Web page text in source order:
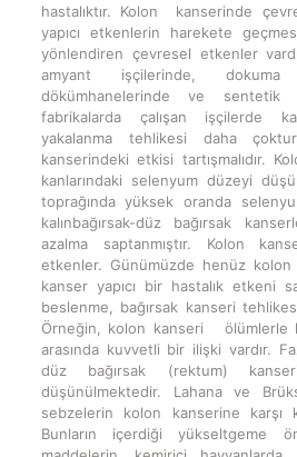
hastalıktır. Kolon kanserinde
yapıcı etkenlerin harekete
yönlendiren çevresel etkenler
amyant işçilerinde, dokuma
dökümhanelerinde ve sentetik
fabrikalarda çalışan işçilerde
yakalanma tehlikesi daha
kanserindeki etkisi tartışmalıdır.
kanlarındaki selenyum düzeyi
toprağında yüksek oranda
kalınbağırsak-düz bağırsak
azalma saptanmıştır. Kolon
etkenler. Günümüzde henüz
kanser yapıcı bir hastalık etkeni
beslenme, bağırsak kanseri
Örneğin, kolon kanseri ölümlerle
arasında kuvvetli bir ilişki vardır.
düz bağırsak (rektum)
düşünülmektedir. Lahana ve
sebzelerin kolon kanserine karşı
Bunların içerdiği yükseltgeme